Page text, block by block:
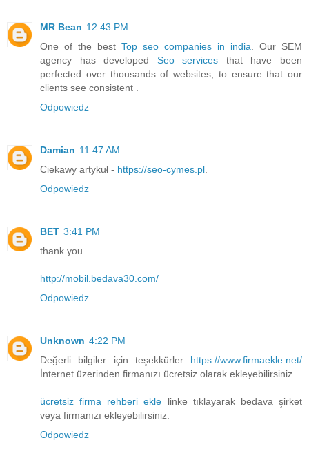
MR Bean 12:43 PM
One of the best Top seo companies in india . Our SEM
agency has developed Seo services that have been
perfected over thousands of websites, to ensure that our
clients see consistent .
Odpowiedz
Damian 11:47 AM
Ciekawy artykuł - https://seo-cymes.pl
Odpowiedz
BET 3:41 PM
thank you
http://mobil.bedava30.com/
Odpowiedz
Unknown 4:22 PM
Değerli bilgiler için teşekkürler https://www.firmaekle.net/
İnternet üzerinden firmanızı ücretsiz olarak ekleyebilirsiniz.
ücretsiz firma rehberi ekle linke tıklayarak bedava şirket
veya firmanızı ekleyebilirsiniz.
Odpowiedz